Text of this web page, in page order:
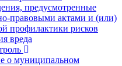
предусмотренные
правовыми актами и (или)
профилактики рисков
вреда
о муниципальном